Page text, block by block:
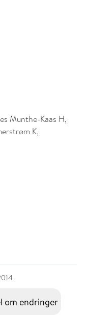
Munthe-Kaas H,
K,
om endringer